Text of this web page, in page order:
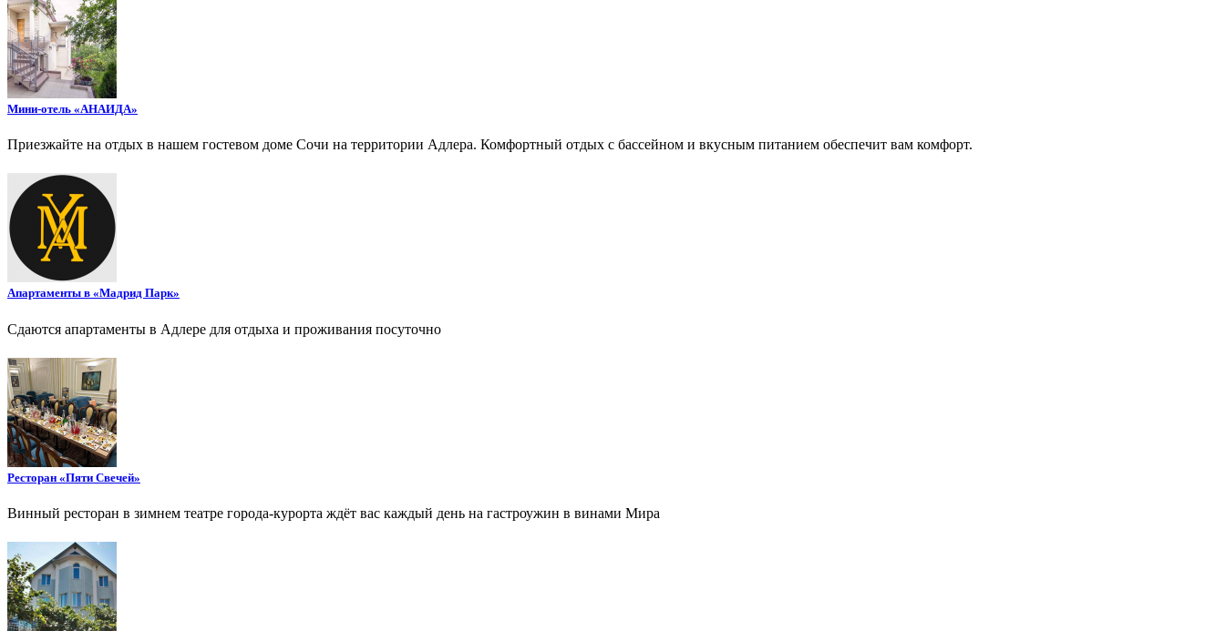
Мини-отель «АНАИДА»
Приезжайте на отдых в нашем гостевом доме Сочи на территории Адлера. Комфортный отдых с бассейном и вкусным питанием обеспечит вам комфорт.
Апартаменты в «Мадрид Парк»
Сдаются апартаменты в Адлере для отдыха и проживания посуточно
Ресторан «Пяти Свечей»
Винный ресторан в зимнем театре города-курорта ждёт вас каждый день на гастроужин в винами Мира